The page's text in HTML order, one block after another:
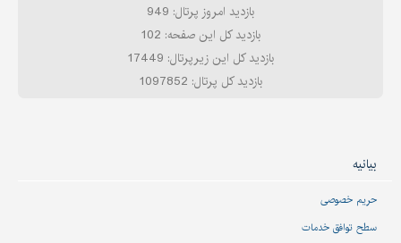
بازدید امروز پرتال: 949
بازدید کل این صفحه: 102
بازدید کل این زیرپرتال: 17449
بازدید کل پرتال: 1097852
بیانیه
حریم خصوصی
سطح توافق خدمات